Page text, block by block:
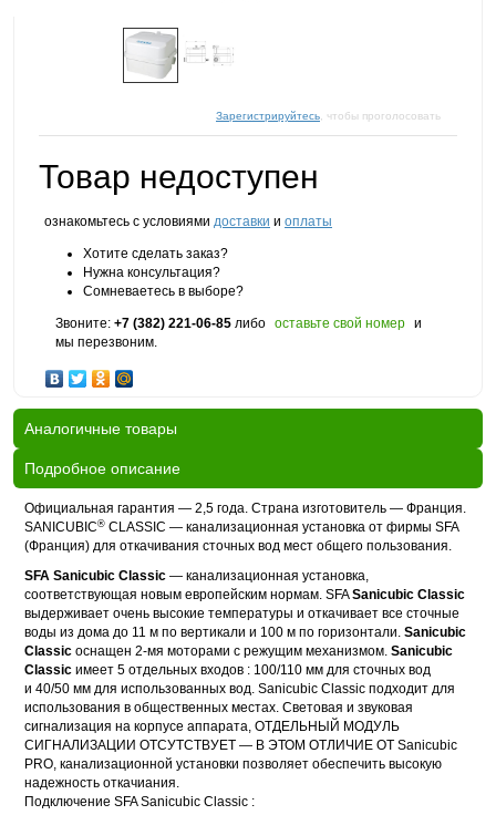
Зарегистрируйтесь , чтобы проголосовать
Товар недоступен
ознакомьтесь с условиями доставки и оплаты
Хотите сделать заказ?
Нужна консультация?
Сомневаетесь в выборе?
Звоните: +7 (382) 221-06-85 либо оставьте свой номер и
мы перезвоним.
Аналогичные товары
Подробное описание
Официальная гарантия — 2,5 года. Страна изготовитель — Франция.
SANICUBIC® CLASSIC — канализационная установка от фирмы SFA
(Франция) для откачивания сточных вод мест общего пользования.
SFA Sanicubic Classic — канализационная установка,
соответствующая новым европейским нормам. SFASanicubic Classic
выдерживает очень высокие температуры и откачивает все сточные
воды из дома до 11 м по вертикали и 100 м по горизонтали. Sanicubic
Classic оснащен 2-мя моторами с режущим механизмом. Sanicubic
Classic имеет 5 отдельных входов : 100/110 мм для сточных вод
и 40/50 мм для использованных вод. Sanicubic Classic подходит для
использования в общественных местах. Световая и звуковая
сигнализация на корпусе аппарата, ОТДЕЛЬНЫЙ МОДУЛЬ
СИГНАЛИЗАЦИИ ОТСУТСТВУЕТ — В ЭТОМ ОТЛИЧИЕ ОТ Sanicubic
PRO, канализационной установки позволяет обеспечить высокую
надежность откачиания.
Подключение SFA Sanicubic Classic :